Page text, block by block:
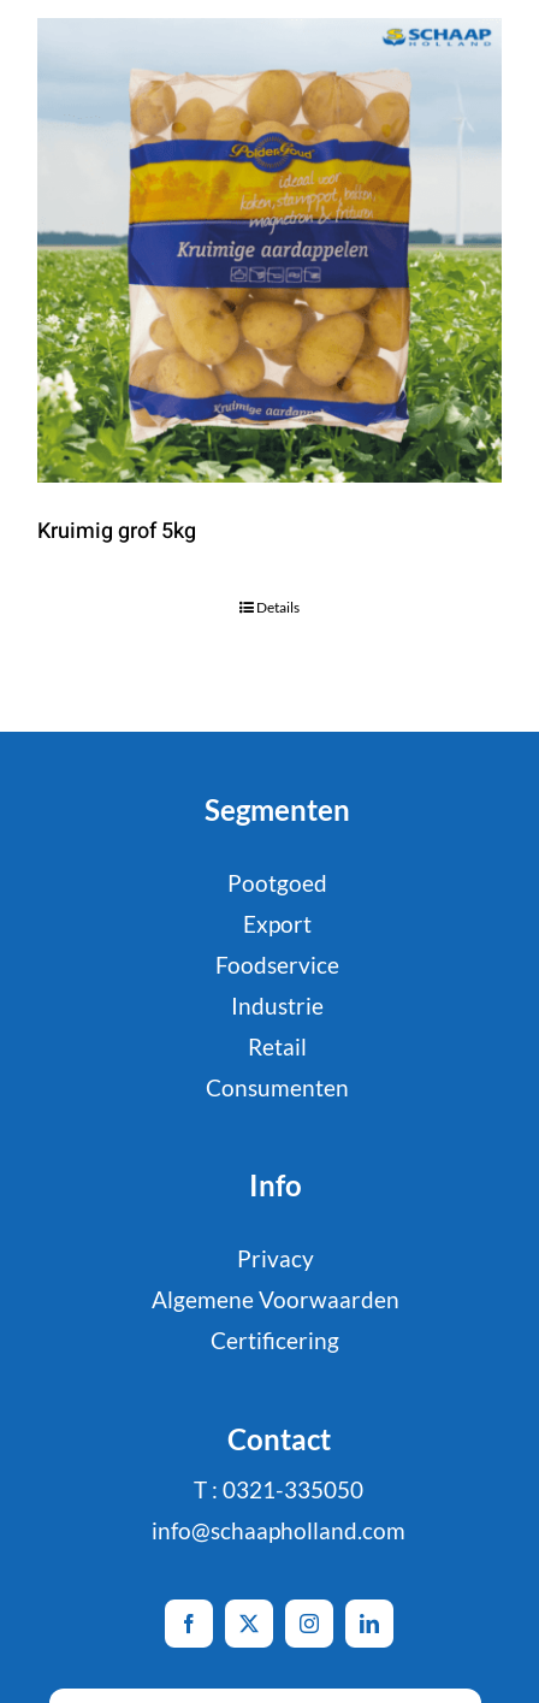
Kruimig grof 5kg
Details
Segmenten
Pootgoed
Export
Foodservice
Industrie
Retail
Consumenten
Info
Privacy
Algemene Voorwaarden
Certificering
Contact
T : 0321-335050
info@schaapholland.com